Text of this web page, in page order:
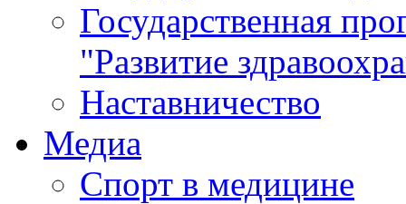
Государственная
"Развитие
Наставничество
Медиа
Спорт в медицине